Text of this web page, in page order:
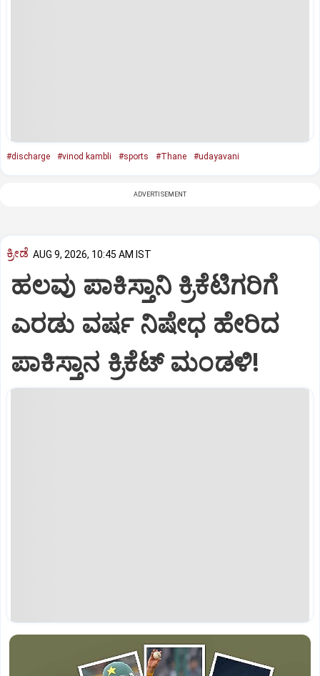
#discharge #vinod kambli #sports #Thane #udayavani
ADVERTISEMENT
ಕ್ರೀಡೆ AUG 9, 2026, 10:45 AM IST
ಹಲವು ಪಾಕಿಸ್ತಾನಿ ಕ್ರಿಕೆಟಿಗರಿಗೆ
ಎರಡು ವರ್ಷ ನಿಷೇಧ ಹೇರಿದ
ಪಾಕಿಸ್ತಾನ ಕ್ರಿಕೆಟ್‌ ಮಂಡಳಿ!